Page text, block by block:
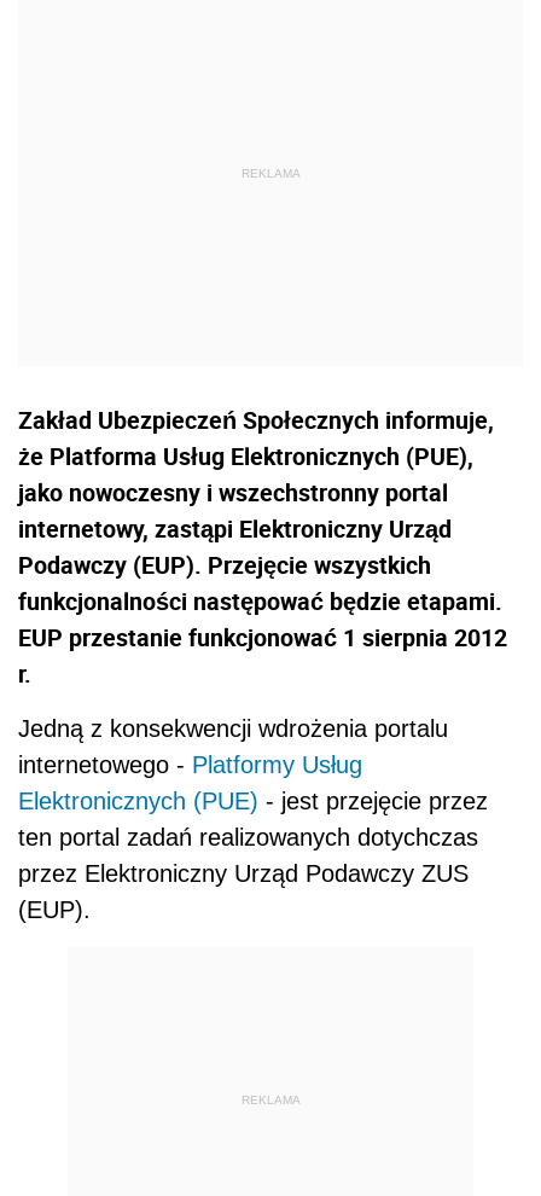
Zakład Ubezpieczeń Społecznych informuje,
że Platforma Usług Elektronicznych (PUE),
jako nowoczesny i wszechstronny portal
internetowy, zastąpi Elektroniczny Urząd
Podawczy (EUP). Przejęcie wszystkich
funkcjonalności następować będzie etapami.
EUP przestanie funkcjonować 1 sierpnia 2012
r.
Jedną z konsekwencji wdrożenia portalu
internetowego - Platformy Usług
Elektronicznych (PUE) - jest przejęcie przez
ten portal zadań realizowanych dotychczas
przez Elektroniczny Urząd Podawczy ZUS
(EUP).
REKLAMA